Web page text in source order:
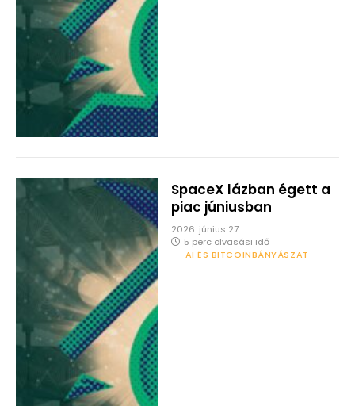
SpaceX lázban égett a
piac júniusban
2026. június 27.
5 perc olvasási idő
AI ÉS BITCOINBÁNYÁSZAT